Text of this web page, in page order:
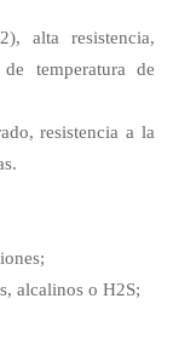
alta resistencia,
temperatura de
resistencia a la
alcalinos o H2S;